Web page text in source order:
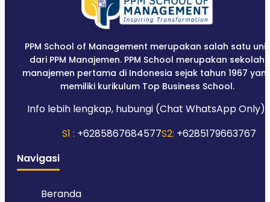
PPM School of Management merupakan salah satu unit
dari PPM Manajemen. PPM School merupakan sekolah
manajemen pertama di Indonesia sejak tahun 1967
memiliki kurikulum Top Business School.
Info lebih lengkap, hubungi (Chat WhatsApp Only):
S1 : +6285867684577S2: +6285179663767
Navigasi
Beranda